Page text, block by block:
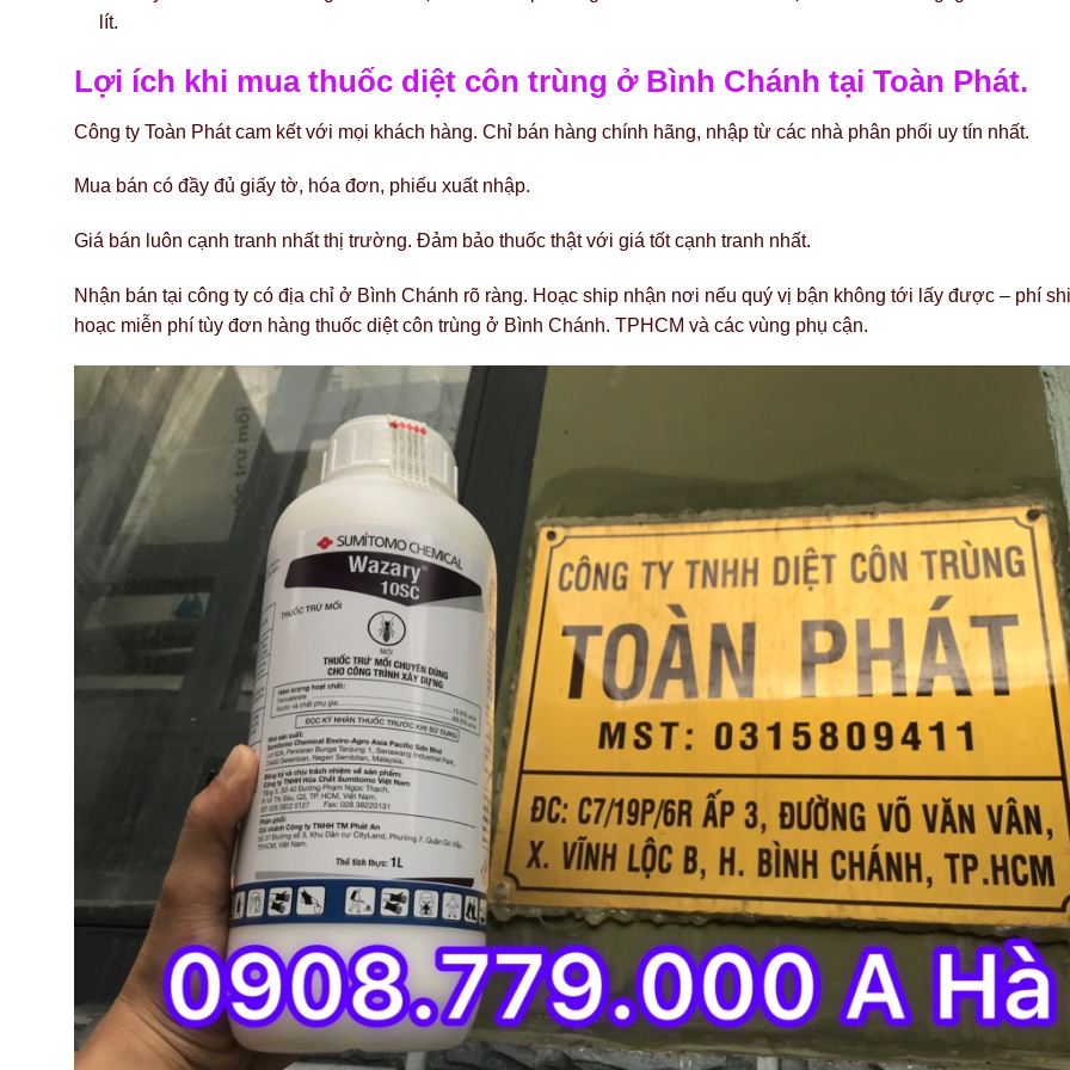
lít.
Lợi ích khi mua thuốc diệt côn trùng ở Bình Chánh tại Toàn Phát.
Công ty Toàn Phát cam kết với mọi khách hàng. Chỉ bán hàng chính hãng, nhập từ các nhà phân phối uy tín nhất.
Mua bán có đầy đủ giấy tờ, hóa đơn, phiếu xuất nhập.
Giá bán luôn cạnh tranh nhất thị trường. Đảm bảo thuốc thật với giá tốt cạnh tranh nhất.
Nhận bán tại công ty có địa chỉ ở Bình Chánh rõ ràng. Hoạc ship nhận nơi nếu quý vị bận không tới lấy được – phí
hoạc miễn phí tùy đơn hàng thuốc diệt côn trùng ở Bình Chánh. TPHCM và các vùng phụ cận.